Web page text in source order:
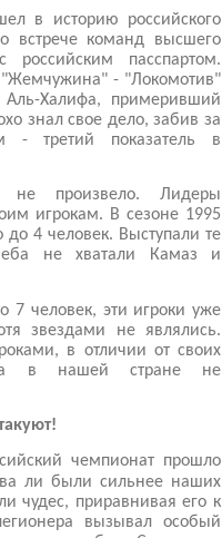
в историю российского
встрече команд высшего
пасспартом.
"Жемчужина" - "Локомотив"
Халифа, примеривший
знал свое дело, забив за
- третий показатель в
не произвело. Лидеры
игрокам. В сезоне 1995
до 4 человек. Выступали те
не хватали Камаз и
7 человек, эти игроки уже
звездами не являлись.
в отличии от своих
в нашей стране не
чемпионат прошло
ли были сильнее наших
чудес, приравнивая его к
вызывал особый